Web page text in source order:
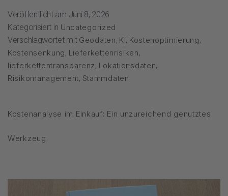
Veröffentlicht am Juni 8, 2026
Kategorisiert in Uncategorized
Verschlagwortet mit Geodaten, KI, Kostenoptimierung,
Kostensenkung, Lieferkettenrisiken,
lieferkettentransparenz, Lokationsdaten,
Risikomanagement, Stammdaten
Kostenanalyse im Einkauf: Ein unzureichend genutztes
Werkzeug